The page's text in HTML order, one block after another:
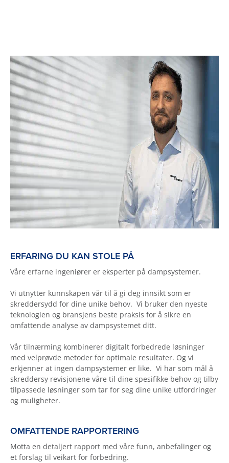
ERFARING DU KAN STOLE PÅ
Våre erfarne ingeniører er eksperter på dampsystemer.
Vi utnytter kunnskapen vår til å gi deg innsikt som er
skreddersydd for dine unike behov. Vi bruker den nyeste
teknologien og bransjens beste praksis for å sikre en
omfattende analyse av dampsystemet ditt.
Vår tilnærming kombinerer digitalt forbedrede løsninger
med velprøvde metoder for optimale resultater. Og vi
erkjenner at ingen dampsystemer er like. Vi har som mål å
skreddersy revisjonene våre til dine spesifikke behov og tilby
tilpassede løsninger som tar for seg dine unike utfordringer
og muligheter.
OMFATTENDE RAPPORTERING
Motta en detaljert rapport med våre funn, anbefalinger og
et forslag til veikart for forbedring.